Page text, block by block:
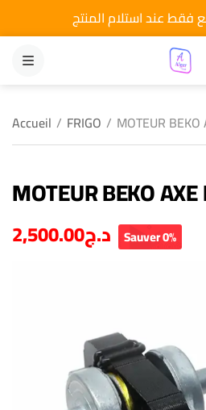
فقط عند استلام المنتج
MENU
Accueil / FRIGO / MOTEUR BEKO
MOTEUR BEKO
د.ج2,500.00 Sauver 0%